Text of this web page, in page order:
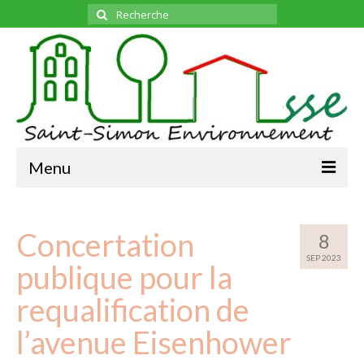
Rechercher
:
Menu
LE BUREAU
BULLETINS
MENSUELS
TOUS
8
SEP 2023
Concertation
publique pour la
requalification de
l’avenue Eisenhower